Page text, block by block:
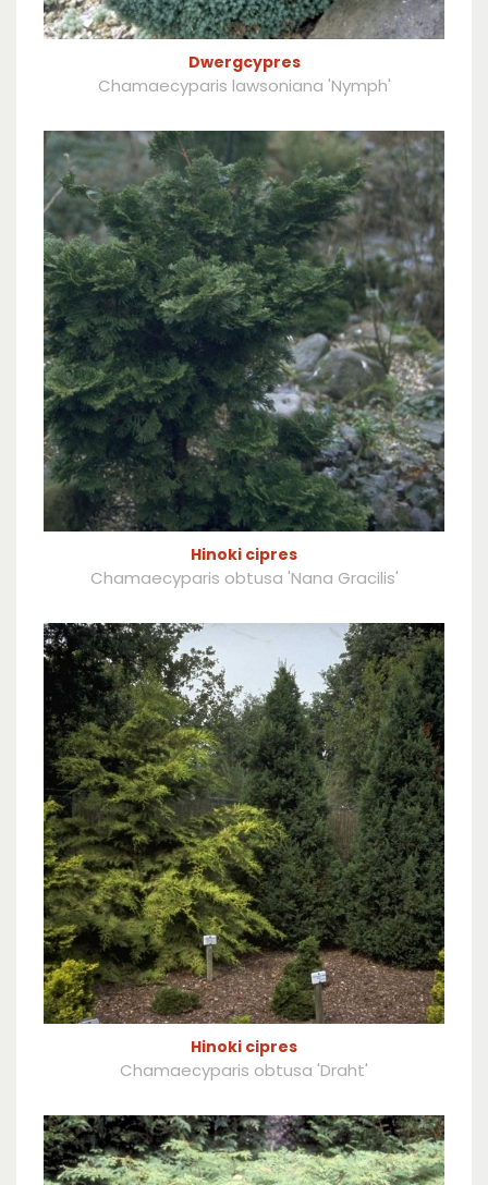
Dwergcypres
Chamaecyparis lawsoniana 'Nymph'
Hinoki cipres
Chamaecyparis obtusa 'Nana Gracilis'
Hinoki cipres
Chamaecyparis obtusa 'Draht'